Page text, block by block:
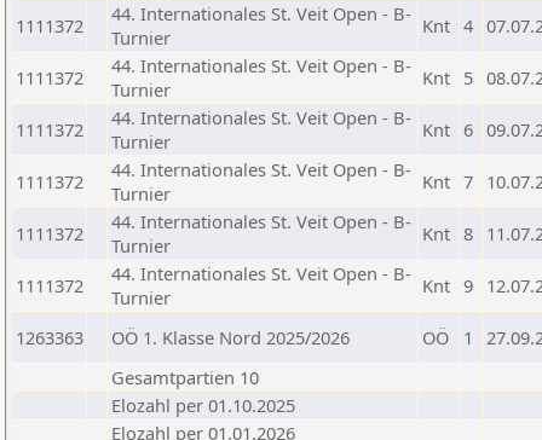
1111372
44. Internationales St. Veit Open - B-
Turnier
Knt 4
1111372
44. Internationales St. Veit Open - B-
Turnier
Knt 5
1111372
44. Internationales St. Veit Open - B-
Turnier
Knt 6
1111372
44. Internationales St. Veit Open - B-
Turnier
Knt 7
1111372
44. Internationales St. Veit Open - B-
Turnier
Knt 8
1111372
44. Internationales St. Veit Open - B-
Turnier
Knt 9
1263363 OÖ 1. Klasse Nord 2025/2026 OÖ 1
Gesamtpartien 10
Elozahl per 01.10.2025
Elozahl per 01.01.2026